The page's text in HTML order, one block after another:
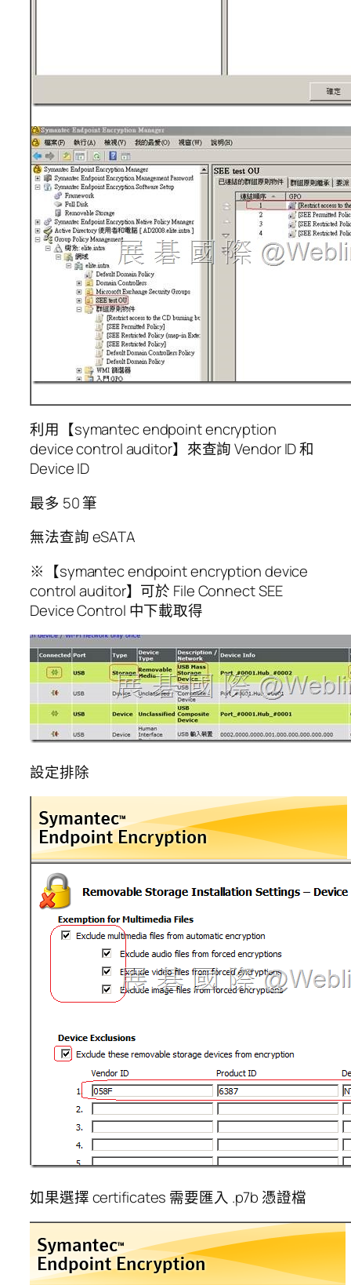
利用【symantec endpoint encryption
device control auditor】來查詢 Vendor ID 和
Device ID
最多 50 筆
無法查詢 eSATA
※【symantec endpoint encryption device
control auditor】可於 File Connect SEE
Device Control 中下載取得
設定排除
如果選擇 certificates 需要匯入 .p7b 憑證檔